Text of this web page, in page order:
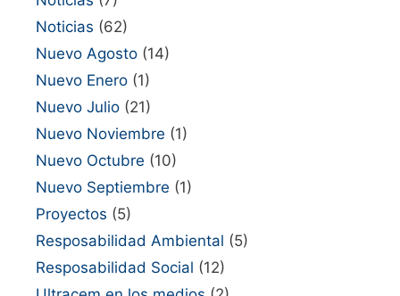
Noticias (62)
Nuevo Agosto (14)
Nuevo Enero (1)
Nuevo Julio (21)
Nuevo Noviembre (1)
Nuevo Octubre (10)
Nuevo Septiembre (1)
Proyectos (5)
Resposabilidad Ambiental (5)
Resposabilidad Social (12)